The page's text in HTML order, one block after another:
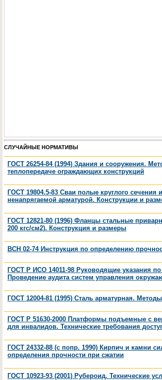
СЛУЧАЙНЫЕ НОРМАТИВЫ
ГОСТ 26254-84 (1994) Здания и сооружения.
теплопередаче ограждающих конструкций
ГОСТ 19804.5-83 Сваи полые круглого
ненапрягаемой арматурой. Конструкции и
ГОСТ 12821-80 (1996) Фланцы стальные
200 кгс/см2). Конструкция и размеры
ВСН 02-74 Инструкция по определению
ГОСТ Р ИСО 14011-98 Руководящие указания
Проведение аудита систем управления
ГОСТ 12004-81 (1995) Сталь арматурная.
ГОСТ Р 51630-2000 Платформы подъемные с
для инвалидов. Технические требования
ГОСТ 24332-88 (с попр. 1990) Кирпич и камни
определения прочности при сжатии
ГОСТ 10923-93 (2001) Рубероид. Технические